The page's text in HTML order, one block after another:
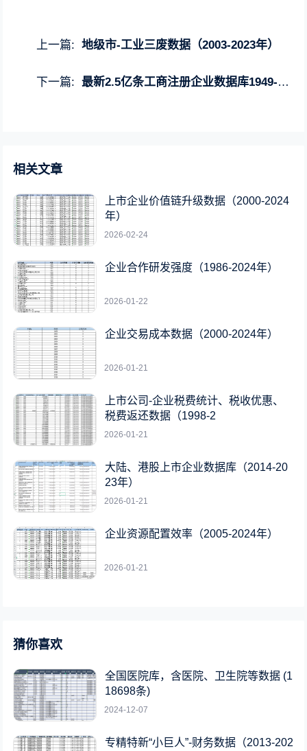
上一篇: 地级市-工业三废数据（2003-2023年）
下一篇: 最新2.5亿条工商注册企业数据库1949-2023年
相关文章
上市企业价值链升级数据（2000-2024
年）
2026-02-24
企业合作研发强度（1986-2024年）
2026-01-22
企业交易成本数据（2000-2024年）
2026-01-21
上市公司-企业税费统计、税收优惠、
税费返还数据（1998-2
2026-01-21
大陆、港股上市企业数据库（2014-20
23年）
2026-01-21
企业资源配置效率（2005-2024年）
2026-01-21
猜你喜欢
全国医院库，含医院、卫生院等数据 (1
18698条)
2024-12-07
专精特新“小巨人”-财务数据（2013-202